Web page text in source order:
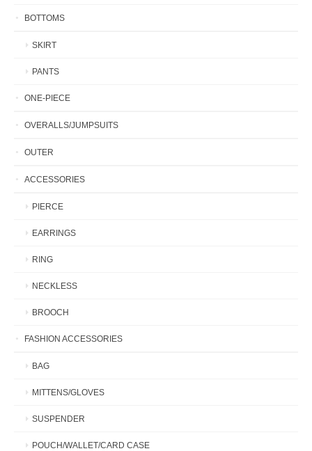
BOTTOMS
SKIRT
PANTS
ONE-PIECE
OVERALLS/JUMPSUITS
OUTER
ACCESSORIES
PIERCE
EARRINGS
RING
NECKLESS
BROOCH
FASHION ACCESSORIES
BAG
MITTENS/GLOVES
SUSPENDER
POUCH/WALLET/CARD CASE